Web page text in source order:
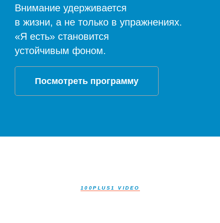
Внимание удерживается
в жизни, а не только в упражнениях.
«Я есть» становится
устойчивым фоном.
Посмотреть программу
100PLUS1 VIDEO